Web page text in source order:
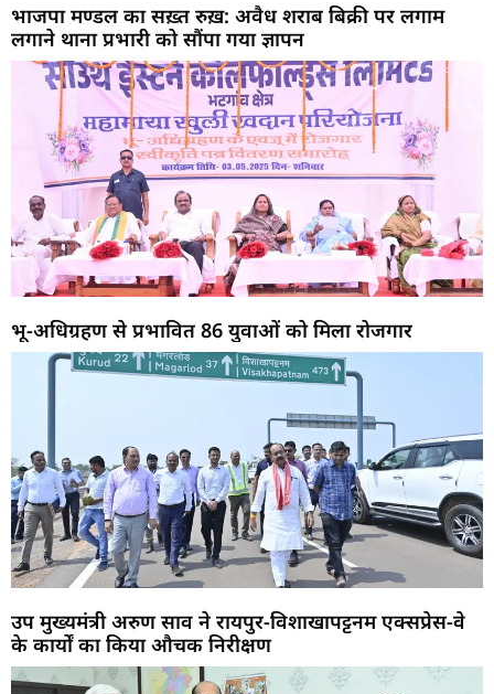
भाजपा मण्डल का सख़्त रुख़: अवैध शराब बिक्री पर लगाम
लगाने थाना प्रभारी को सौंपा गया ज्ञापन
भू-अधिग्रहण से प्रभावित 86 युवाओं को मिला रोजगार
उप मुख्यमंत्री अरुण साव ने रायपुर-विशाखापट्टनम एक्सप्रेस-वे
के कार्यों का किया औचक निरीक्षण